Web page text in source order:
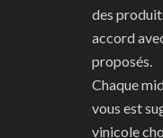
des
accord
proposés.
Chaque
vous est
vinicole